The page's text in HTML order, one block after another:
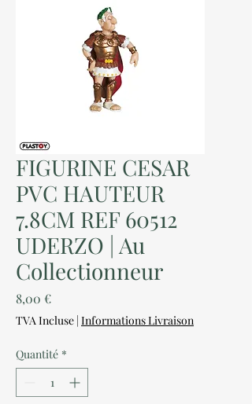
FIGURINE CESAR
PVC HAUTEUR
7.8CM REF 60512
UDERZO | Au
Collectionneur
8,00 €Prix
TVA Incluse | Informations Livraison
Quantité *